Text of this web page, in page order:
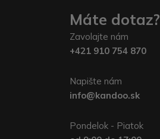
Máte dotaz?
Zavolajte nám
+421 910 754 870
Napište nám
info@kandoo.sk
Pondelok - Piatok